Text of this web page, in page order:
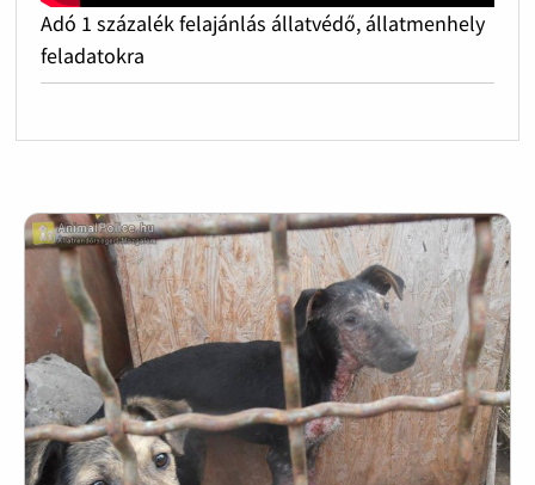
Adó 1 százalék felajánlás állatvédő, állatmenhely
feladatokra